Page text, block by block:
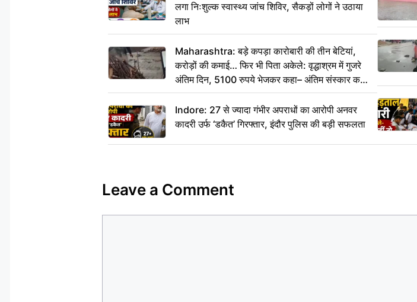
लगा निःशुल्क स्वास्थ्य जांच शिविर, सैकड़ों लोगों ने उठाया
लाभ
Maharashtra: बड़े कपड़ा कारोबारी की तीन बेटियां,
करोड़ों की कमाई… फिर भी पिता अकेले: वृद्धाश्रम में गुजरे
अंतिम दिन, 5100 रुपये भेजकर कहा– अंतिम संस्कार कर
दीजिए हम नहीं आ पाएंगे
Indore: 27 से ज्यादा गंभीर अपराधों का आरोपी अनवर
कादरी उर्फ ‘डकैत’ गिरफ्तार, इंदौर पुलिस की बड़ी सफलता
Leave a Comment